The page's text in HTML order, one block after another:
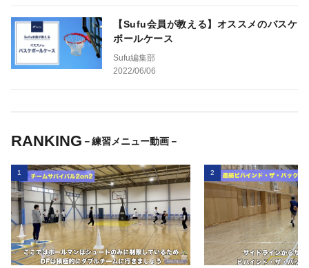
【Sufu会員が教える】オススメのバスケ
ボールケース
Sufu編集部
2022/06/06
RANKING －練習メニュー動画－
1 2